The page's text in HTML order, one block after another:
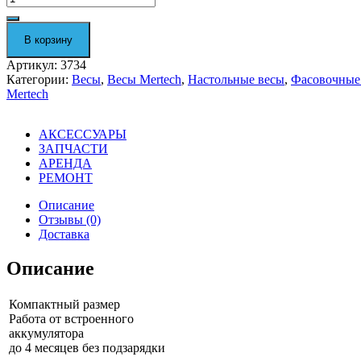
Фасовочные
настольные
весы
ER
326
AFU-
6.1
LСD
3734
В корзину
Артикул: 3734
Категории: Весы, Весы Mertech, Настольные весы,
Mertech
АКСЕССУАРЫ
ЗАПЧАСТИ
АРЕНДА
РЕМОНТ
Описание
Отзывы (0)
Доставка
Описание
Компактный размер
Работа от встроенного
аккумулятора
до 4 месяцев без подзарядки